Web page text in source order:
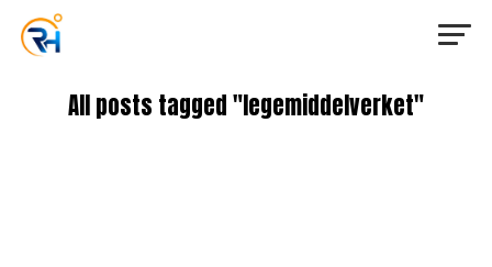
All posts tagged "legemiddelverket"